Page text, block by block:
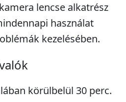
lencse alkatrész
használat
kezelésében.
körülbelül 30 perc.